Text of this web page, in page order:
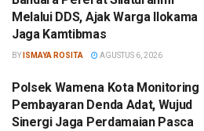
Melalui DDS, Ajak Warga Ilokama
Jaga Kamtibmas
BY ISMAYA ROSITA AGUSTUS 6, 2026
Polsek Wamena Kota Monitoring
Pembayaran Denda Adat, Wujud
Sinergi Jaga Perdamaian Pasca